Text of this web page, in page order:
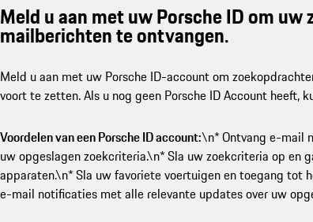
Meld u aan met uw Porsche ID om
mailberichten te ontvangen.
Meld u aan met uw Porsche ID-account om
voort te zetten. Als u nog geen Porsche ID Account heeft,
Voordelen van een Porsche ID account:\n* Ontvang e-mail
uw opgeslagen zoekcriteria.\n* Sla uw zoekcriteria op en
apparaten.\n* Sla uw favoriete voertuigen en toegang tot
e-mail notificaties met alle relevante updates over uw